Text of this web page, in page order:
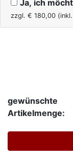
Ja, ich
zzgl. € 180,00
gewünschte
Artikelmenge: